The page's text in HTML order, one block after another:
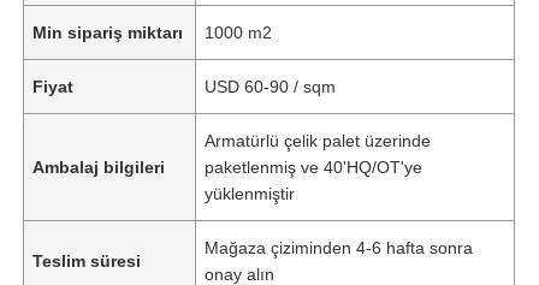
Min sipariş miktarı 1000 m2
Fiyat USD 60-90 / sqm
Ambalaj bilgileri
Armatürlü çelik palet üzerinde
paketlenmiş ve 40'HQ/OT'ye
yüklenmiştir
Teslim süresi
Mağaza çiziminden 4-6 hafta sonra
onay alın